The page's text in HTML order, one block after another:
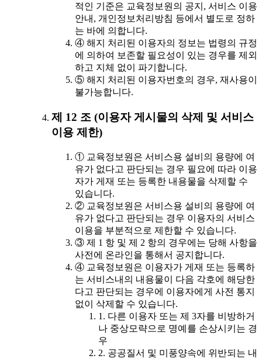
적인 기준은 교육정보원의 공지, 서비스 이용
안내, 개인정보처리방침 등에서 별도로 정하
는 바에 의합니다.
④ 해지 처리된 이용자의 정보는 법령의 규정
에 의하여 보존할 필요성이 있는 경우를 제외
하고 지체 없이 파기합니다.
⑤ 해지 처리된 이용자번호의 경우, 재사용이
불가능합니다.
제 12 조 (이용자 게시물의 삭제 및 서비스
이용 제한)
① 교육정보원은 서비스용 설비의 용량에 여
유가 없다고 판단되는 경우 필요에 따라 이용
자가 게재 또는 등록한 내용물을 삭제할 수
있습니다.
② 교육정보원은 서비스용 설비의 용량에 여
유가 없다고 판단되는 경우 이용자의 서비스
이용을 부분적으로 제한할 수 있습니다.
③ 제 1 항 및 제 2 항의 경우에는 당해 사항을
사전에 온라인을 통해서 공지합니다.
④ 교육정보원은 이용자가 게재 또는 등록하
는 서비스내의 내용물이 다음 각호에 해당한
다고 판단되는 경우에 이용자에게 사전 통지
없이 삭제할 수 있습니다.
1. 다른 이용자 또는 제 3자를 비방하거
나 중상모략으로 명예를 손상시키는 경
우
2. 공공질서 및 미풍양속에 위반되는 내